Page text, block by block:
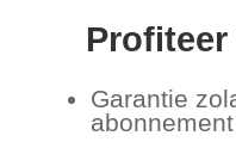
Profiteer
Garantie